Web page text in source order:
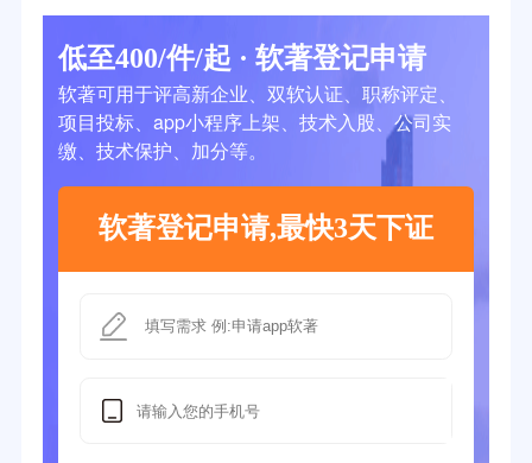
低至400/件/起 · 软著登记申请
软著可用于评高新企业、双软认证、职称评定、
项目投标、app小程序上架、技术入股、公司实
缴、技术保护、加分等。
软著登记申请,最快3天下证